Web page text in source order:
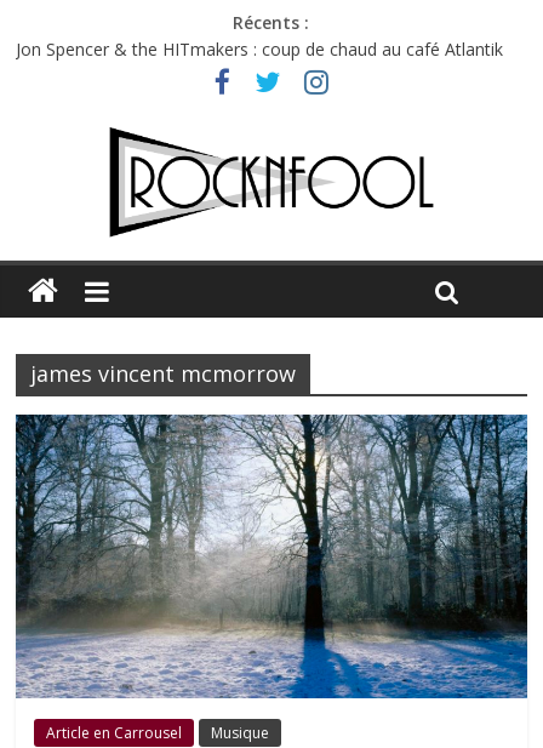
Récents :
Jon Spencer & the HITmakers : coup de chaud au café Atlantik
Hellfest 2026 vendredi : température et émotions en hausse
Hellfest 2026 jeudi : impossible de choisir entre chaleur et bonne
Première édition du Midgard Festival : entre bière, métal et
Charlie Puth à l’Olympia : la leçon de pop du Professeur Puth
james vincent mcmorrow
Article en Carrousel Musique